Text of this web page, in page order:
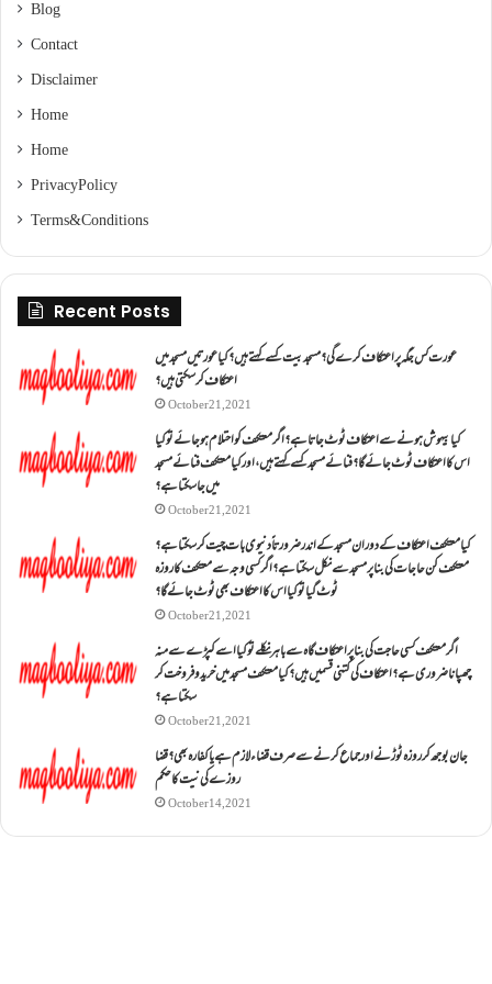
Blog
Contact
Disclaimer
Home
Home
Privacy Policy
Terms & Conditions
Recent Posts
عورت کس جگہ پر اعتکاف کرے گی؟مسجد بیت کسے کہتے ہیں؟کیا عورتیں مسجد میں
اعتکاف کر سکتی ہیں؟
October 21, 2021
کیا بیہوش ہونے سے اعتکاف ٹوٹ جاتا ہے؟ اگر معتکف کو احتلام ہو جائے تو کیا
اس کا اعتکاف ٹوٹ جائے گا؟فنائے مسجد کسے کہتے ہیں ، اور کیا معتکف فنائے مسجد
میں جا سکتا ہے؟
October 21, 2021
کیا معتکف اعتکاف کے دوران مسجد کے اندر ضرورتاً دنیوی بات چیت کر سکتا ہے؟
معتکف کن حاجات کی بنا پر مسجد سے نکل سکتا ہے؟ اگر کسی وجہ سے معتکف کا روزہ
ٹوٹ گیا تو کیا اس کا اعتکاف بھی ٹوٹ جائے گا؟
October 21, 2021
اگر معتکف کسی حاجت کی بنا پر اعتکاف گاہ سے باہر نکلے تو کیا اسے کپڑے سے منہ
چھپانا ضروری ہے؟اعتکاف کی کتنی قسمیں ہیں؟کیا معتکف مسجد میں خرید و فروخت کر
سکتا ہے؟
October 21, 2021
جان بوجھ کر روزہ ٹوڑنے اور جماع کرنے سے صرف قضاء لازم ہے یا کفارہ بھی؟ قضا
روزے کی نیت کا حکم
October 14, 2021